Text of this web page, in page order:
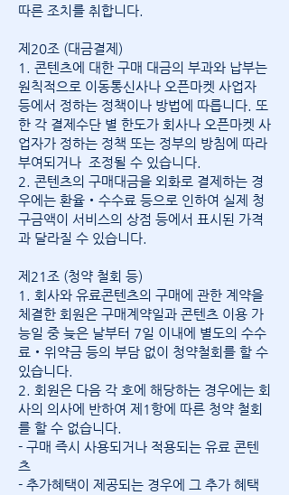
따른 조치를 취합니다.
제20조 (대금결제)
1. 콘텐츠에 대한 구매 대금의 부과와 납부는
원칙적으로 이동통신사나 오픈마켓 사업자
등에서 정하는 정책이나 방법에 따릅니다. 또
한 각 결제수단 별 한도가 회사나 오픈마켓 사
업자가 정하는 정책 또는 정부의 방침에 따라
부여되거나 조정될 수 있습니다.
2. 콘텐츠의 구매대금을 외화로 결제하는 경
우에는 환율‧수수료 등으로 인하여 실제 청
구금액이 서비스의 상점 등에서 표시된 가격
과 달라질 수 있습니다.
제21조 (청약 철회 등)
1. 회사와 유료콘텐츠의 구매에 관한 계약을
체결한 회원은 구매계약일과 콘텐츠 이용 가
능일 중 늦은 날부터 7일 이내에 별도의 수수
료‧위약금 등의 부담 없이 청약철회를 할 수
있습니다.
2. 회원은 다음 각 호에 해당하는 경우에는 회
사의 의사에 반하여 제1항에 따른 청약 철회
를 할 수 없습니다.
- 구매 즉시 사용되거나 적용되는 유료 콘텐
츠
- 추가혜택이 제공되는 경우에 그 추가 혜택